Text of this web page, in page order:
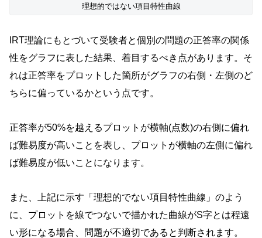
理想的ではない項目特性曲線
IRT理論にもとづいて受験者と個別の問題の正答率の関係
性をグラフに表した結果、着目するべき点があります。そ
れは正答率をプロットした箇所がグラフの右側・左側のど
ちらに偏っているかという点です。
正答率が50%を越えるプロットが横軸(点数)の右側に偏れ
ば難易度が高いことを表し、プロットが横軸の左側に偏れ
ば難易度が低いことになります。
また、上記に示す「理想的でない項目特性曲線」のよう
に、プロットを線でつないで描かれた曲線がS字とは程遠
い形になる場合、問題が不適切であると判断されます。